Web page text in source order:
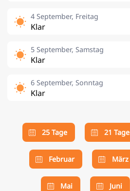
4 September, Freitag
Klar
5 September, Samstag
Klar
6 September, Sonntag
Klar
25 Tage 21 Tage
Februar März
Mai Juni